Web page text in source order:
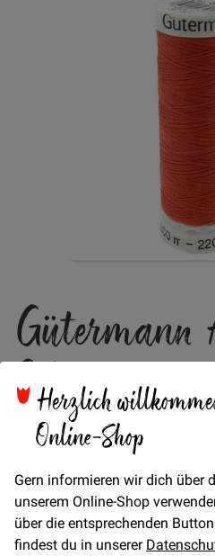
Herzlich
Online-Shop
Gern informieren wir dich über
unserem Online-Shop
über die entsprechenden
findest du in unserer
der
Bildgalerie
springen
Col. 589
Verfügbarkeit Auf Lager
4,95 €